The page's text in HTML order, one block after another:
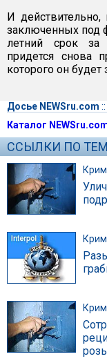
И
заключенных под
летний срок за
придется снова
которого он
Досье NEWSru.com ::
Каталог
ССЫЛКИ ПО